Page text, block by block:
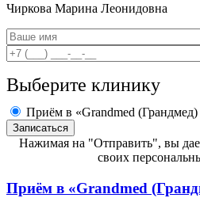
Чиркова Марина Леонидовна
Выберите клинику
Приём в «Grandmed (Грандмед)
Нажимая на "Отправить", вы
своих
Приём в «Grandmed